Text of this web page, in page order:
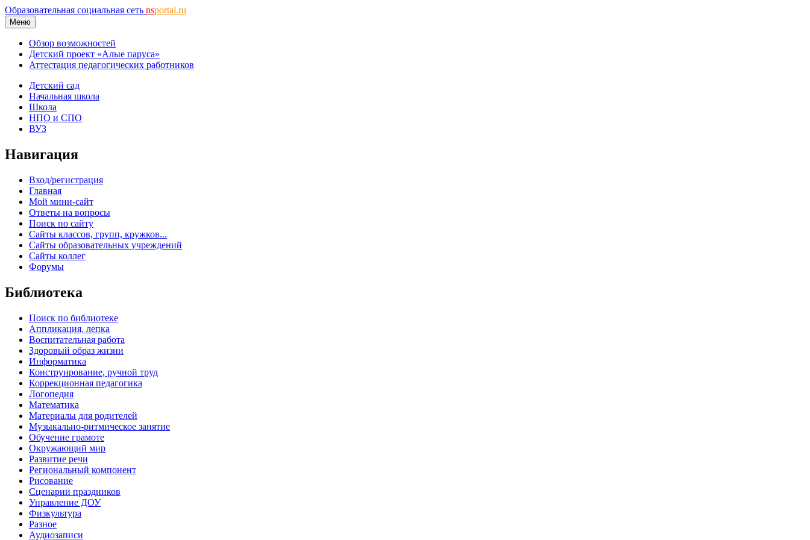
Образовательная социальная сеть nsportal.ru
Меню
Обзор возможностей
Детский проект «Алые паруса»
Аттестация педагогических работников
Детский сад
Начальная школа
Школа
НПО и СПО
ВУЗ
Навигация
Вход/регистрация
Главная
Мой мини-сайт
Ответы на вопросы
Поиск по сайту
Сайты классов, групп, кружков...
Сайты образовательных учреждений
Сайты коллег
Форумы
Библиотека
Поиск по библиотеке
Аппликация, лепка
Воспитательная работа
Здоровый образ жизни
Информатика
Конструирование, ручной труд
Коррекционная педагогика
Логопедия
Математика
Материалы для родителей
Музыкально-ритмическое занятие
Обучение грамоте
Окружающий мир
Развитие речи
Региональный компонент
Рисование
Сценарии праздников
Управление ДОУ
Физкультура
Разное
Аудиозаписи